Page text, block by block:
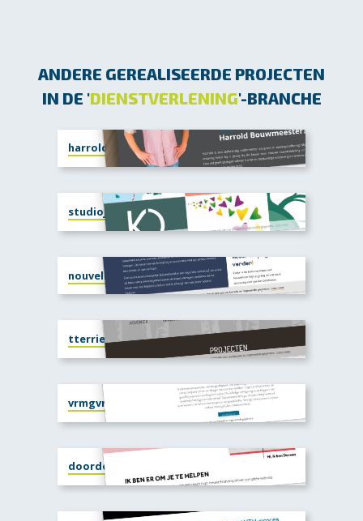
ANDERE GEREALISEERDE PROJECTEN
IN DE 'DIENSTVERLENING'-BRANCHE
harrold.nl
studiojuno.nl
nouvelly.nl
tterriele.nl
vrmgvr.nl
doordoreen.nl